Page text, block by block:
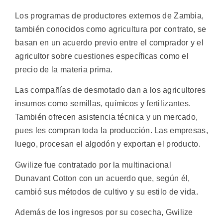
Los programas de productores externos de Zambia,
también conocidos como agricultura por contrato, se
basan en un acuerdo previo entre el comprador y el
agricultor sobre cuestiones específicas como el
precio de la materia prima.
Las compañías de desmotado dan a los agricultores
insumos como semillas, químicos y fertilizantes.
También ofrecen asistencia técnica y un mercado,
pues les compran toda la producción. Las empresas,
luego, procesan el algodón y exportan el producto.
Gwilize fue contratado por la multinacional
Dunavant Cotton con un acuerdo que, según él,
cambió sus métodos de cultivo y su estilo de vida.
Además de los ingresos por su cosecha, Gwilize